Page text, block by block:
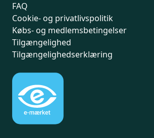
FAQ
Cookie- og privatlivspolitik
Købs- og medlemsbetingelser
Tilgængelighed
Tilgængelighedserklæring